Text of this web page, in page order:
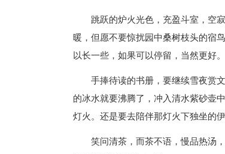
跳跃的炉火光色，充盈斗室，空
暖，但愿不要惊扰园中桑树枝头的宿
以长一些，如果可以停留，当然更好。
手捧待读的书册，要继续雪夜赏
的冰水就要沸腾了，冲入清水紫砂壶
灯火。还是要去陪伴那灯火下独坐的
笑问清茶，而茶不语，慢品热汤